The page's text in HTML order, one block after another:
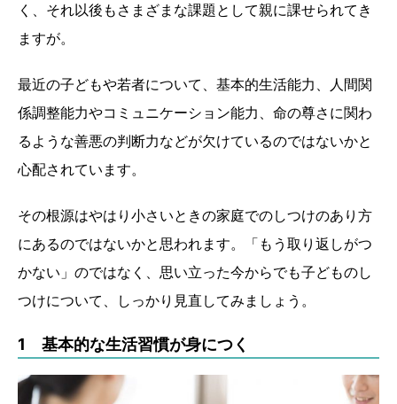
く、それ以後もさまざまな課題として親に課せられてき
ますが。
最近の子どもや若者について、基本的生活能力、人間関
係調整能力やコミュニケーション能力、命の尊さに関わ
るような善悪の判断力などが欠けているのではないかと
心配されています。
その根源はやはり小さいときの家庭でのしつけのあり方
にあるのではないかと思われます。「もう取り返しがつ
かない」のではなく、思い立った今からでも子どものし
つけについて、しっかり見直してみましょう。
1 基本的な生活習慣が身につく